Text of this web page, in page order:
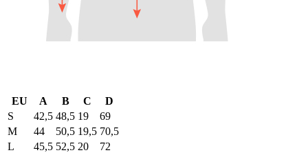
EU A B C
D
S
42,5 48,5 19
69
M
44 50,5 19,5 70,5
L
45,5 52,5 20
72